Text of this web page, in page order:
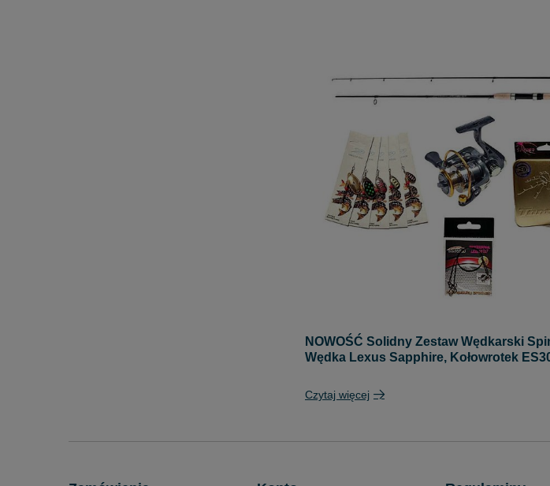
NOWOŚĆ Solidny Zestaw Wędkarski
Wędka Lexus Sapphire, Kołowrotek
Czytaj więcej